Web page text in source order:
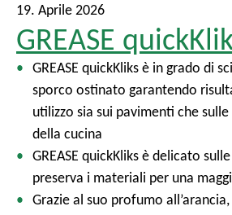
19. Aprile 2026
GREASE
GREASE quickKliks è in grado di
sporco ostinato garantendo
utilizzo sia sui pavimenti che
della cucina
GREASE quickKliks è delicato
preserva i materiali per una
Grazie al suo profumo all’arancia,